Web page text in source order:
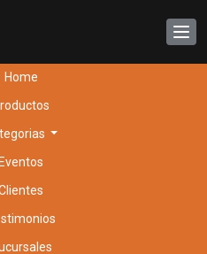
Home
Eventos